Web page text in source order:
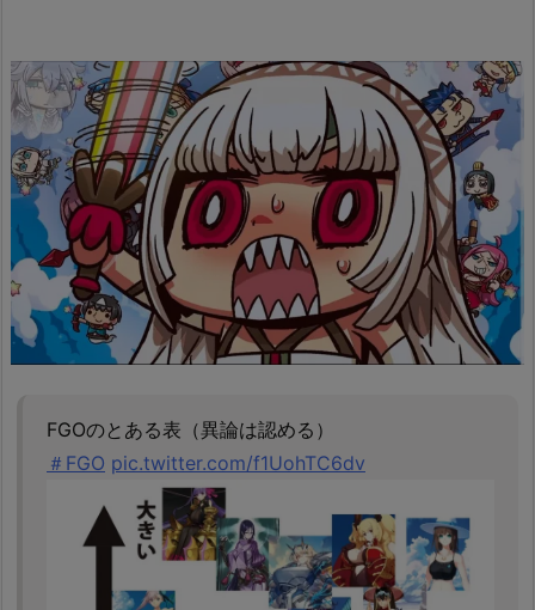
FGOのとある表（異論は認める）
＃FGO pic.twitter.com/f1UohTC6dv